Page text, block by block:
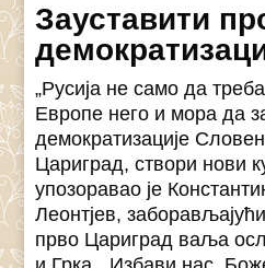
Зауставити
„Русија не само да
Европе него и мора да
демократизације
Цариград, створи нови
упозоравао је
Леонтјев,
прво Цариград ваља